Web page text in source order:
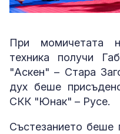
При момичетата
техника получи
"Аскен" – Стара
дух беше
СКК "Юнак" – Русе.
Състезанието беше